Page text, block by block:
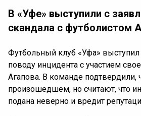
В «Уфе» выступили с
скандала с футболистом
Футбольный клуб «Уфа»
поводу инцидента с участием
Агапова. В команде подтвердили,
произошедшем, но считают, что
подана неверно и вредит